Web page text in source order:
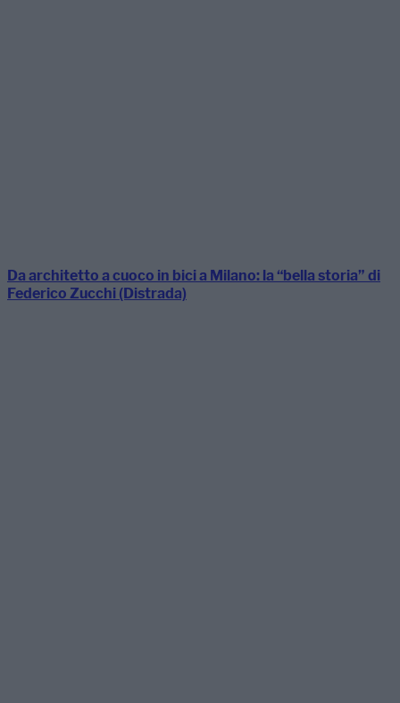
Da architetto a cuoco in bici a Milano: la “bella storia” di
Federico Zucchi (Distrada)